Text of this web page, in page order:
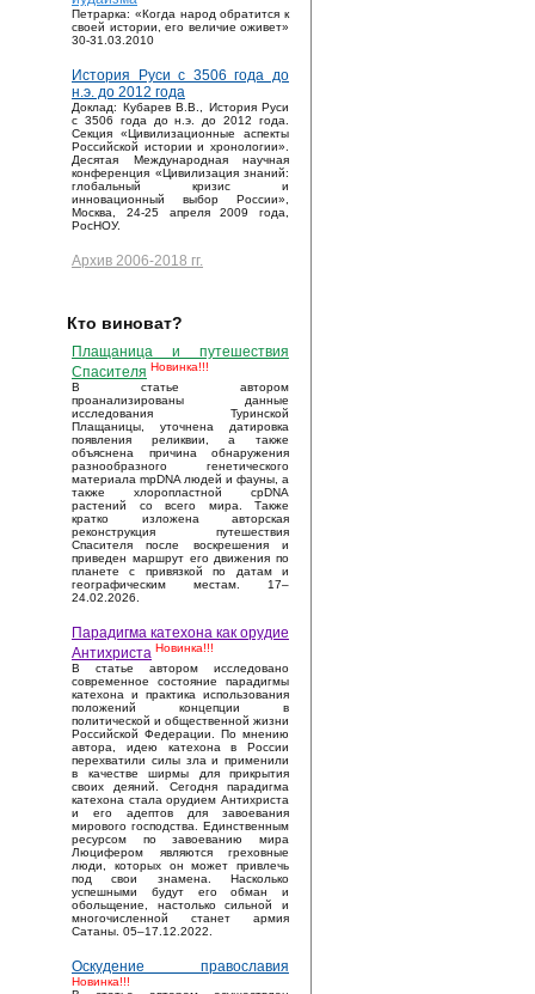
Петрарка: «Когда народ обратится к
своей истории, его величие оживет»
30-31.03.2010
История Руси с 3506 года до
н.э. до 2012 года
Доклад: Кубарев В.В., История Руси
с 3506 года до н.э. до 2012 года.
Секция «Цивилизационные аспекты
Российской истории и хронологии».
Десятая Международная научная
конференция «Цивилизация знаний:
глобальный кризис и
инновационный выбор России»,
Москва, 24-25 апреля 2009 года,
РосНОУ.
Архив 2006-2018 гг.
Кто виноват?
Плащаница и путешествия
Спасителя Новинка!!!
В статье автором
проанализированы данные
исследования Туринской
Плащаницы, уточнена датировка
появления реликвии, а также
объяснена причина обнаружения
разнообразного генетического
материала mpDNA людей и фауны, а
также хлоропластной cpDNA
растений со всего мира. Также
кратко изложена авторская
реконструкция путешествия
Спасителя после воскрешения и
приведен маршрут его движения по
планете с привязкой по датам и
географическим местам. 17–
24.02.2026.
Парадигма катехона как орудие
Антихриста Новинка!!!
В статье автором исследовано
современное состояние парадигмы
катехона и практика использования
положений концепции в
политической и общественной жизни
Российской Федерации. По мнению
автора, идею катехона в России
перехватили силы зла и применили
в качестве ширмы для прикрытия
своих деяний. Сегодня парадигма
катехона стала орудием Антихриста
и его адептов для завоевания
мирового господства. Единственным
ресурсом по завоеванию мира
Люцифером являются греховные
люди, которых он может привлечь
под свои знамена. Насколько
успешными будут его обман и
обольщение, настолько сильной и
многочисленной станет армия
Сатаны. 05–17.12.2022.
Оскудение православия
Новинка!!!